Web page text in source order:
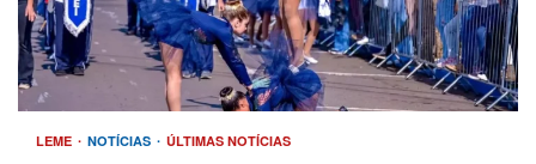
LEME NOTÍCIAS ÚLTIMAS NOTÍCIAS